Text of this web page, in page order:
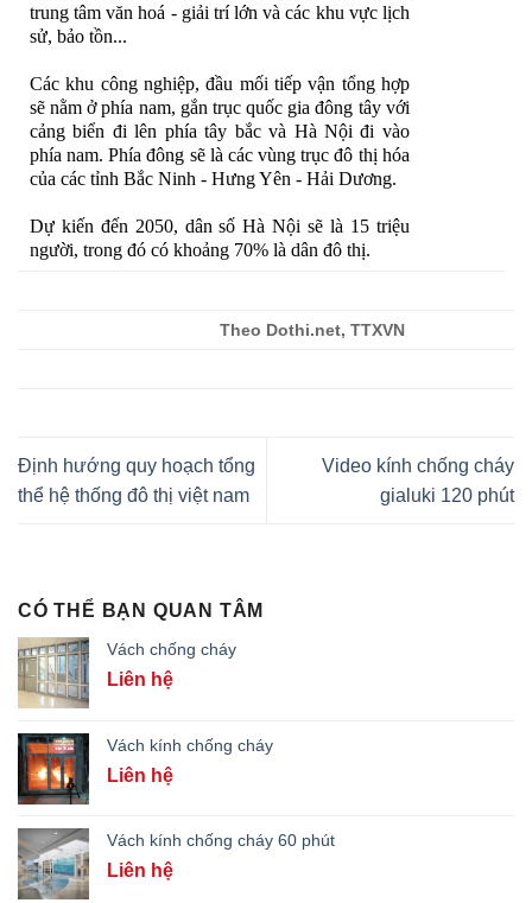
trung tâm văn hoá - giải trí lớn và các khu vực lịch
sử, bảo tồn...
Các khu công nghiệp, đầu mối tiếp vận tổng hợp
sẽ nằm ở phía nam, gắn trục quốc gia đông tây với
cảng biển đi lên phía tây bắc và Hà Nội đi vào
phía nam. Phía đông sẽ là các vùng trục đô thị hóa
của các tỉnh Bắc Ninh - Hưng Yên - Hải Dương.
Dự kiến đến 2050, dân số Hà Nội sẽ là 15 triệu
người, trong đó có khoảng 70% là dân đô thị.
Theo Dothi.net, TTXVN
Định hướng quy hoạch tổng
thể hệ thống đô thị việt nam
Video kính chống cháy
gialuki 120 phút
CÓ THỂ BẠN QUAN TÂM
Vách chống cháy
Liên hệ
Vách kính chống cháy
Liên hệ
Vách kính chống cháy 60 phút
Liên hệ